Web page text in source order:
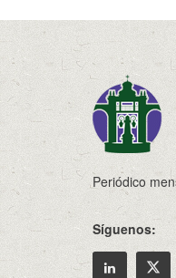
Periódico
Síguenos: